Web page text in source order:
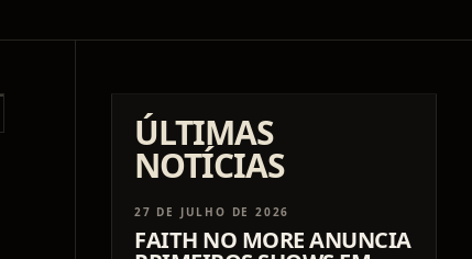
ÚLTIMAS
NOTÍCIAS
27 DE JULHO DE 2026
FAITH NO MORE ANUNCIA